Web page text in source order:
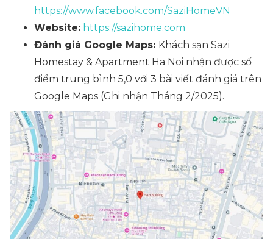
https://www.facebook.com/SaziHomeVN
Website: https://sazihome.com
Đánh giá Google Maps: Khách sạn Sazi
Homestay & Apartment Ha Noi nhận được số
điểm trung bình 5,0 với 3 bài viết đánh giá trên
Google Maps (Ghi nhận Tháng 2/2025).